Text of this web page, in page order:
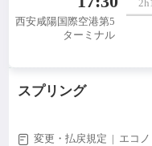
西安咸陽国際空港第5
ターミナル
スプリング
 変更・払戻規定 | エコノ